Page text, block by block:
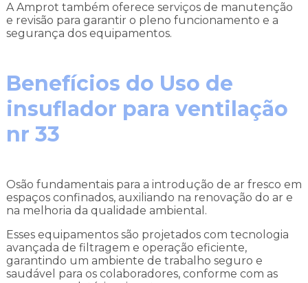
A Amprot também oferece serviços de manutenção
e revisão para garantir o pleno funcionamento e a
segurança dos equipamentos.
Benefícios do Uso de
insuflador para ventilação
nr 33
Osão fundamentais para a introdução de ar fresco em
espaços confinados, auxiliando na renovação do ar e
na melhoria da qualidade ambiental.
Esses equipamentos são projetados com tecnologia
avançada de filtragem e operação eficiente,
garantindo um ambiente de trabalho seguro e
saudável para os colaboradores, conforme com as